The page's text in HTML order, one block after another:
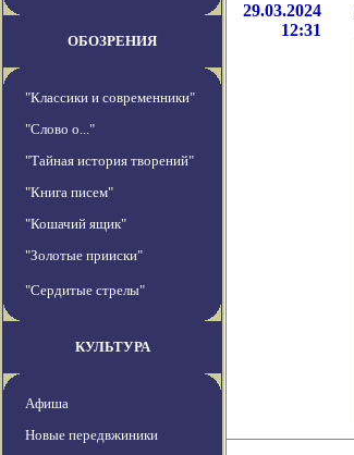
ОБОЗРЕНИЯ
"Классики и современники"
"Слово о..."
"Тайная история творений"
"Книга писем"
"Кошачий ящик"
"Золотые прииски"
"Сердитые стрелы"
КУЛЬТУРА
Афиша
Новые передвжиники
29.03.2024
12:31